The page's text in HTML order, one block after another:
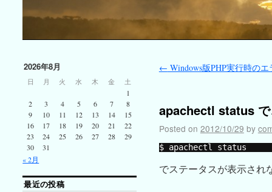
← Windows版PHP実行時のエ
apachectl status で
Posted on 2012/10/29 by
$ apachectl status
でステータスが表示され
2026年8月
日 月 火 水 木 金 土
« 2月
1
2
3 4 5 6 7
8
9
10 11 12 13 14
15
16
17 18 19 20 21
22
23
24 25 26 27 28
29
30
31
最近の投稿